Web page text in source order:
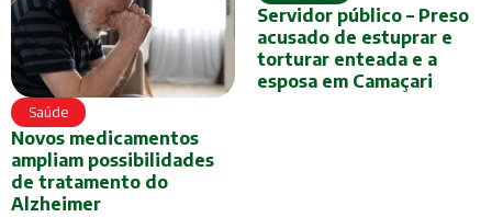
Saúde
Novos medicamentos
ampliam possibilidades
de tratamento do
Alzheimer
Servidor público – Preso
acusado de estuprar e
torturar enteada e a
esposa em Camaçari